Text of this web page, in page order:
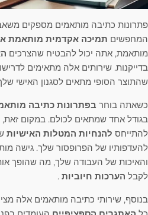
פתרונות כתיבה מותאמים מספקים
המחפשים תמיכה אקדמית מותאמת
מותאמת, אתה יכול להבטיח שהצרכים
בדייקנות. שירותים אלה מתאימים
שהתוצר הסופי מתאים לסגנון האישי
כשאתה בוחר בפתרונות כתיבה
בגודל אחד שמתאים לכולם. במקום זאת,
להתייחס להנחיות המטלות האישיות
להעדפותיו של הפרופסור שלך. גישה
והאיכות של העבודה שלך, מה שהופך
לקבל הערכות חיוביות .
בנוסף, שירותי כתיבה מותאמים אלה